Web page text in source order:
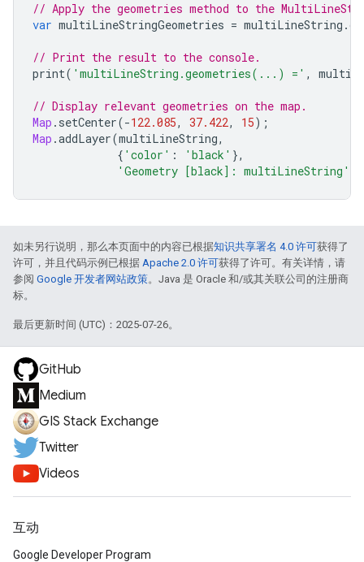
// Apply the geometries method to the
var multiLineStringGeometries = multiLineString .
// Print the result to the console.
print( 'multiLineString.geometries(...) =' ,
// Display relevant geometries on the map.
Map . setCenter(-122.085, 37.422, 15);
Map .addLayer(multiLineString,
{ 'color' : 'black' },
'Geometry [black]: multiLineString'
如未另行说明，那么本页面中的内容已根据知识共享署名 4.0 许可获得了
许可，并且代码示例已根据 Apache 2.0 许可获得了许可。有关详情，请
参阅 Google 开发者网站政策。Java 是 Oracle 和/或其关联公司的注册商
标。
最后更新时间 (UTC)：2025-07-26。
GitHub
Medium
GIS Stack Exchange
Twitter
Videos
互动
Google Developer Program